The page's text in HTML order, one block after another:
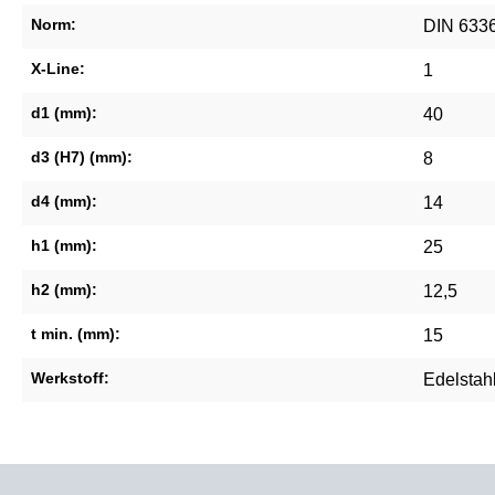
Norm: DIN
X-Line: 1
d1 (mm): 40
d3 (H7) (mm): 8
d4 (mm): 14
h1 (mm): 25
h2 (mm): 12,5
t min. (mm): 15
Werkstoff: